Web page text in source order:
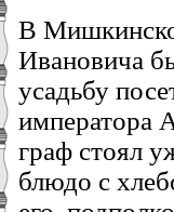
В
Ивановича
усадьбу
императора
граф стоял
блюдо с